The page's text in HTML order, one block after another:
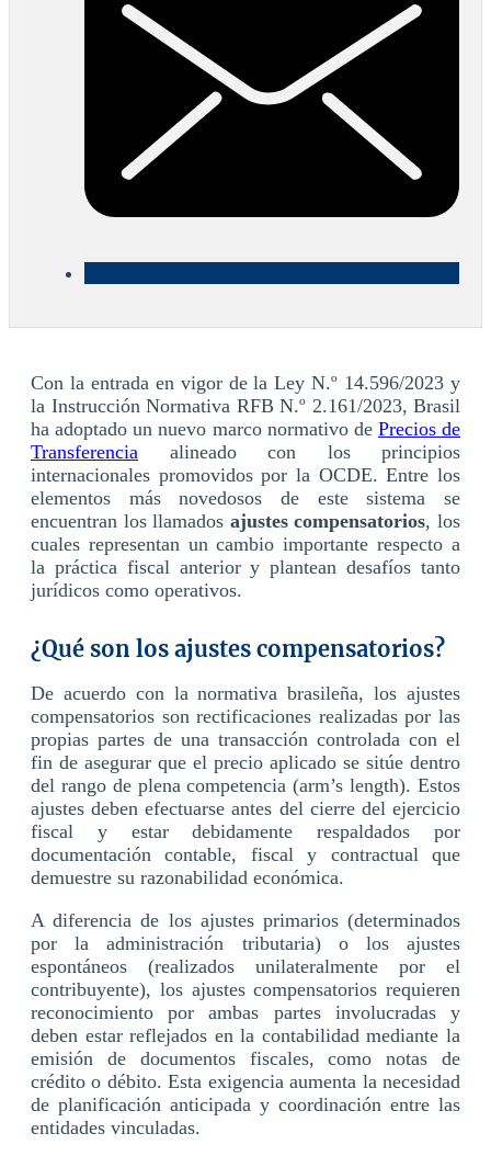
Con la entrada en vigor de la Ley N.º 14.596/2023 y
la Instrucción Normativa RFB N.º 2.161/2023, Brasil
ha adoptado un nuevo marco normativo de Precios de
Transferencia alineado con los principios
internacionales promovidos por la OCDE. Entre los
elementos más novedosos de este sistema se
encuentran los llamados ajustes compensatorios, los
cuales representan un cambio importante respecto a
la práctica fiscal anterior y plantean desafíos tanto
jurídicos como operativos.
¿Qué son los ajustes compensatorios?
De acuerdo con la normativa brasileña, los ajustes
compensatorios son rectificaciones realizadas por las
propias partes de una transacción controlada con el
fin de asegurar que el precio aplicado se sitúe dentro
del rango de plena competencia (arm’s length). Estos
ajustes deben efectuarse antes del cierre del ejercicio
fiscal y estar debidamente respaldados por
documentación contable, fiscal y contractual que
demuestre su razonabilidad económica.
A diferencia de los ajustes primarios (determinados
por la administración tributaria) o los ajustes
espontáneos (realizados unilateralmente por el
contribuyente), los ajustes compensatorios requieren
reconocimiento por ambas partes involucradas y
deben estar reflejados en la contabilidad mediante la
emisión de documentos fiscales, como notas de
crédito o débito. Esta exigencia aumenta la necesidad
de planificación anticipada y coordinación entre las
entidades vinculadas.